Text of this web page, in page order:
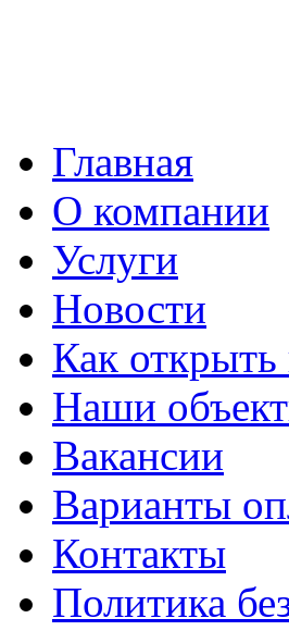
Главная
О компании
Услуги
Новости
Как открыть
Наши
Вакансии
Варианты
Контакты
Политика